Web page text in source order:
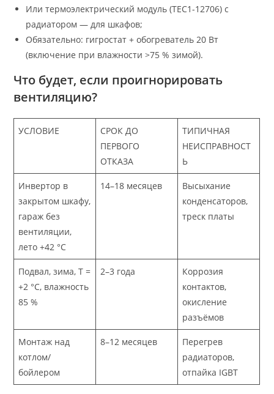
Или термоэлектрический модуль (TEC1-12706) с
радиатором — для шкафов;
Обязательно: гигростат + обогреватель 20 Вт
(включение при влажности >75 % зимой).
Что будет, если проигнорировать
вентиляцию?
УСЛОВИЕ
СРОК ДО
ПЕРВОГО
ОТКАЗА
ТИПИЧНАЯ
НЕИСПРАВНОСТ
Ь
Инвертор в
закрытом шкафу,
гараж без
вентиляции,
лето +42 °C
14–18 месяцев
Высыхание
конденсаторов,
треск платы
Подвал, зима, T =
+2 °C, влажность
85 %
2–3 года
Коррозия
контактов,
окисление
разъёмов
Монтаж над
котлом/
бойлером
8–12 месяцев
Перегрев
радиаторов,
отпайка IGBT